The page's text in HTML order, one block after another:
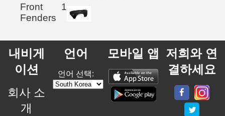
Front
Fenders
1
내비게
이션
회사 소
개
언어
언어 선택:
모바일 앱 저희와 연
결하세요